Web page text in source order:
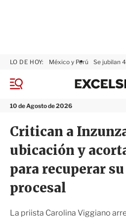
M
n
10 de Agosto de 2026
LO DE HOY: México y Perú Se jubilan
Critican a
ubicación y
para recuperar
procesal
La priista Carolina Viggiano